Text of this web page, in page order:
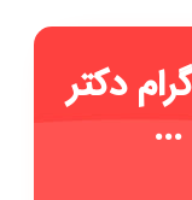
دکتر